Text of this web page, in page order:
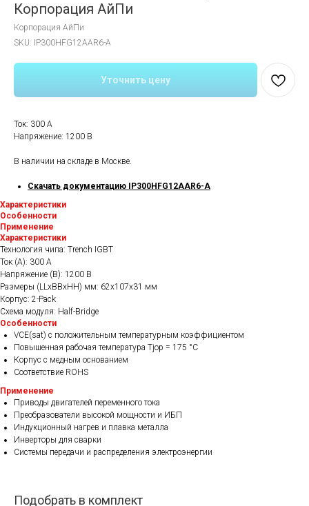
Корпорация АйПи
Корпорация АйПи
SKU: IP300HFG12AAR6-A
Уточнить цену
Ток: 300 A
Напряжение: 1200 В
В наличии на складе в Москве.
Скачать документацию IP300HFG12AAR6-A
Характеристики
Особенности
Применение
Характеристики
Технология чипа: Trench IGBT
Ток (А): 300 A
Напряжение (В): 1200 В
Размеры (LLxBBxHH) мм: 62х107х31 мм
Корпус: 2-Pack
Схема модуля: Half-Bridge
Особенности
VCE(sat) с положительным температурным коэффициентом
Повышенная рабочая температура Tjop = 175 °C
Корпус с медным основанием
Соответствие ROHS
Применение
Приводы двигателей переменного тока
Преобразователи высокой мощности и ИБП
Индукционный нагрев и плавка металла
Инверторы для сварки
Системы передачи и распределения электроэнергии
Подобрать в комплект